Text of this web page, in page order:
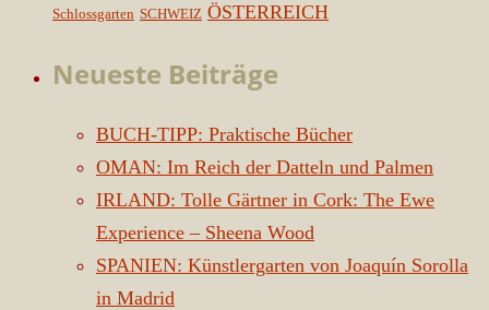
Schlossgarten SCHWEIZ ÖSTERREICH
Neueste Beiträge
BUCH-TIPP: Praktische Bücher
OMAN: Im Reich der Datteln und Palmen
IRLAND: Tolle Gärtner in Cork: The Ewe
Experience – Sheena Wood
SPANIEN: Künstlergarten von Joaquín Sorolla
in Madrid